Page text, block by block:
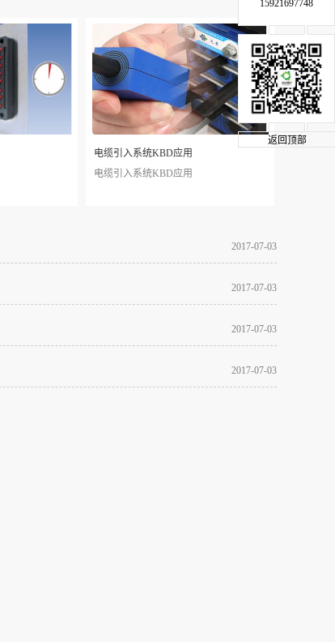
电缆引入系统KBD应用
电缆引入系统KBD应用
2017-07-03
2017-07-03
2017-07-03
2017-07-03
15921697748
返回顶部